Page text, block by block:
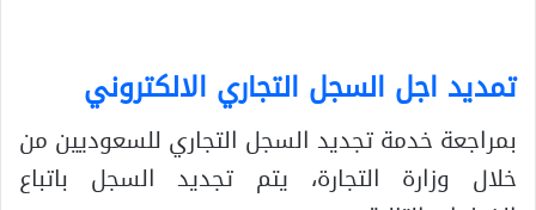
تمديد اجل السجل التجاري الالكتروني
بمراجعة خدمة تجديد السجل التجاري للسعوديين من
خلال وزارة التجارة، يتم تجديد السجل باتباع